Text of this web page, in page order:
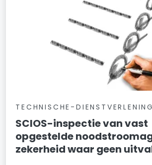
TECHNISCHE-DIENSTVERLENING
SCIOS-inspectie van vast
opgestelde
zekerheid waar geen